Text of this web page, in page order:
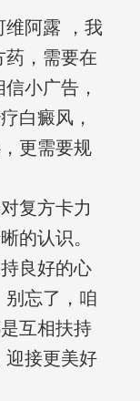
维阿露 ，我
药，需要在
小广告，
白癜风，
更需要规
复方卡力
的认识。
良好的心
别忘了，咱
互相扶持
迎接更美好